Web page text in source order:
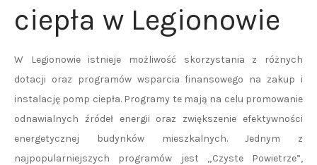
ciepła w Legionowie
W Legionowie istnieje możliwość skorzystania z różnych
dotacji oraz programów wsparcia finansowego na zakup i
instalację pomp ciepła. Programy te mają na celu promowanie
odnawialnych źródeł energii oraz zwiększenie efektywności
energetycznej budynków mieszkalnych. Jednym z
najpopularniejszych programów jest „Czyste Powietrze”,